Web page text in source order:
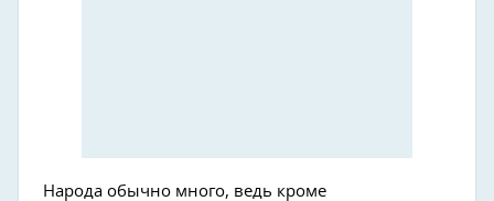
Народа обычно много, ведь кроме